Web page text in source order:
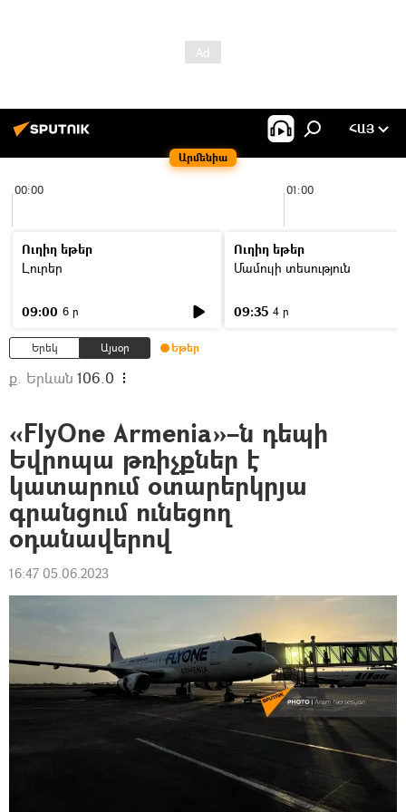
Արմենիա
ՀԱՅ
00:00 01:00
Ուղիղ եթեր
Լուրեր
09:00 6 ր
Ուղիղ եթեր
Մամուլի տեսություն
09:35 4 ր
Երեկ Այսօր Եթեր
ք. Երևան 106.0
«FlyOne Armenia»–ն դեպի
Եվրոպա թռիչքներ է
կատարում օտարերկրյա
գրանցում ունեցող
օդանավերով
16:47 05.06.2023